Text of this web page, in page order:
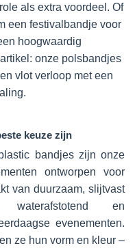
als extra voordeel. Of
een festivalbandje voor
hoogwaardig
onze polsbandjes
vlot verloop met een
keuze zijn
bandjes zijn onze
ontworpen voor
van duurzaam, slijtvast
waterafstotend en
evenementen.
ze hun vorm en kleur –